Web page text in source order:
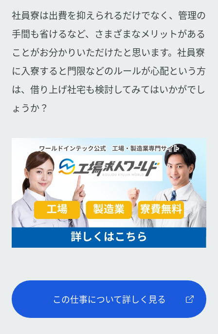
社員寮は出費を抑えられるだけでなく、管理の
手間も省けるなど、さまざまなメリットがある
ことがお分かりいただけたと思います。社員寮
に入寮すると門限などのルールが心配という方
は、借り上げ社宅も検討してみてはいかがでし
ょうか？
この仕事について詳しく見る